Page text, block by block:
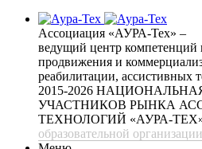
Ассоциация «АУРА-Тех» –
ведущий центр компетенций
продвижения и
реабилитации, ассистивных
2015-2026
УЧАСТНИКОВ РЫНКА
ТЕХНОЛОГИЙ «АУРА-
образовательной организации